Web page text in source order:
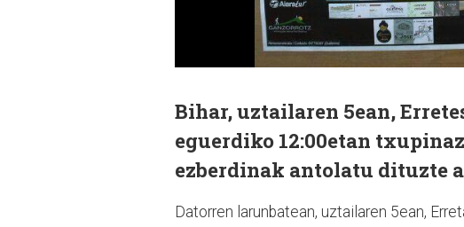
Bihar, uztailaren 5ean,
eguerdiko 12:00etan
ezberdinak antolatu dituzte
Datorren larunbatean, uztailaren 5ean,